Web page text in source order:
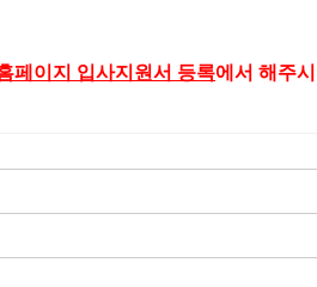
페이지 입사지원서 등록에서 해주